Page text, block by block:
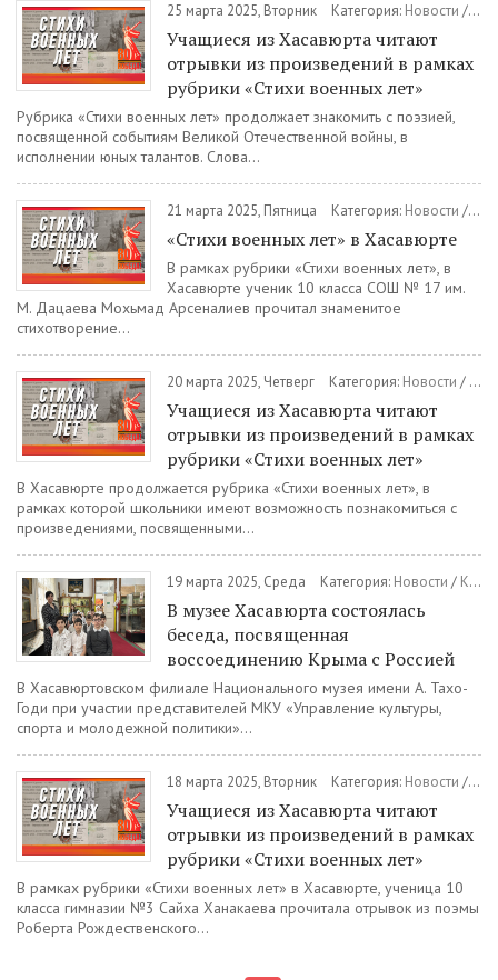
25 марта 2025, Вторник Категория: Новости /
Учащиеся из Хасавюрта читают
отрывки из произведений в рамках
рубрики «Стихи военных лет»
Рубрика «Стихи военных лет» продолжает знакомить с поэзией,
посвященной событиям Великой Отечественной войны, в
исполнении юных талантов. Слова...
21 марта 2025, Пятница Категория: Новости /
«Стихи военных лет» в Хасавюрте
В рамках рубрики «Стихи военных лет», в
Хасавюрте ученик 10 класса СОШ № 17 им.
М. Дацаева Мохьмад Арсеналиев прочитал знаменитое
стихотворение...
20 марта 2025, Четверг Категория: Новости /
Учащиеся из Хасавюрта читают
отрывки из произведений в рамках
рубрики «Стихи военных лет»
В Хасавюрте продолжается рубрика «Стихи военных лет», в
рамках которой школьники имеют возможность познакомиться с
произведениями, посвященными...
19 марта 2025, Среда Категория: Новости / Культура
В музее Хасавюрта состоялась
беседа, посвященная
воссоединению Крыма с Россией
В Хасавюртовском филиале Национального музея имени А. Тахо-
Годи при участии представителей МКУ «Управление культуры,
спорта и молодежной политики»...
18 марта 2025, Вторник Категория: Новости /
Учащиеся из Хасавюрта читают
отрывки из произведений в рамках
рубрики «Стихи военных лет»
В рамках рубрики «Стихи военных лет» в Хасавюрте, ученица 10
класса гимназии №3 Сайха Ханакаева прочитала отрывок из поэмы
Роберта Рождественского...